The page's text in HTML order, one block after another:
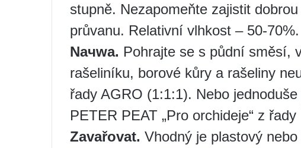
stupně. Nezapomeňte zajistit
průvanu. Relativní vlhkost – 50-70%.
Naчwa. Pohrajte se s půdní směsí,
rašeliníku, borové kůry a rašeliny
řady AGRO (1:1:1). Nebo
PETER PEAT „Pro orchideje“ z řady
Zavařovat. Vhodný je plastový